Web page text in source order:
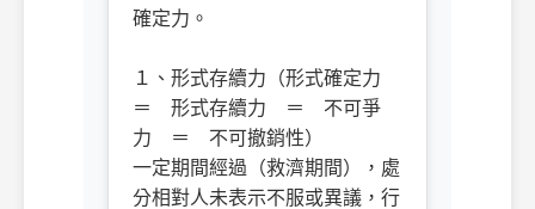
確定力。
１、形式存續力（形式確定力
＝ 形式存續力 ＝ 不可爭
力 ＝ 不可撤銷性）
一定期間經過（救濟期間），處
分相對人未表示不服或異議，行